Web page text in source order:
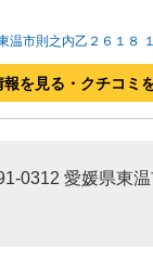
温市則之内乙２６１８ １
報を見る・クチコミ
0312 愛媛県東